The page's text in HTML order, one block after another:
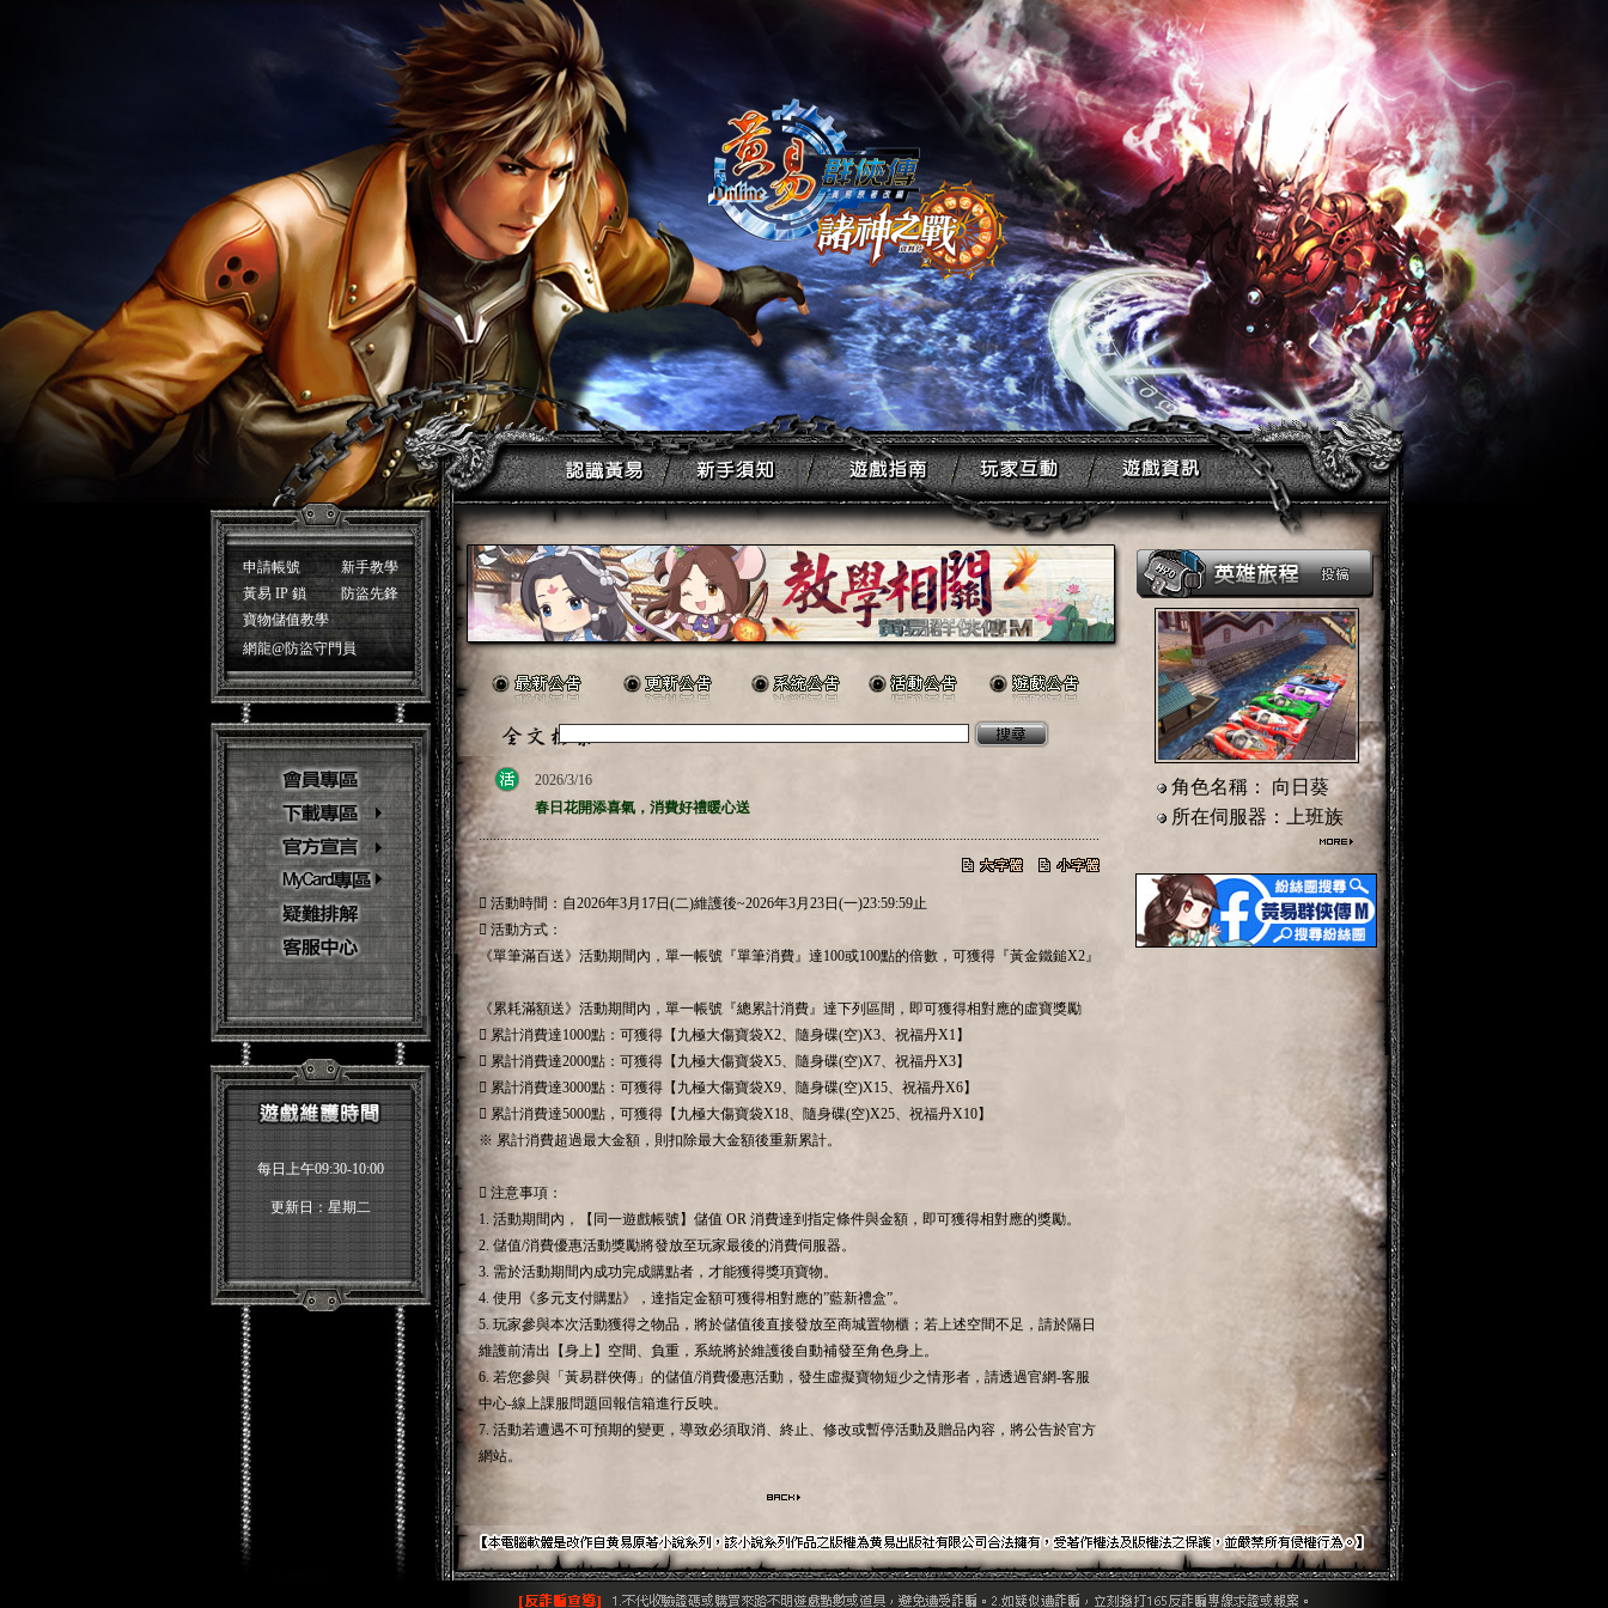
申請帳號
黃易 IP 鎖
寶物儲值教學
新手教學
防盜先鋒
網龍@防盜守門員
每日上午09:30-10:00
更新日：星期二
2026/3/16
春日花開添喜氣，消費好禮暖心送
.............................................................................................................................................................................
 活動時間：自2026年3月17日(二)維護後~2026年3月23日(一)23:59:59止
 活動方式：
《單筆滿百送》活動期間內，單一帳號『單筆消費』達100或100點的倍數，可獲得『黃金鐵鎚X2』
《累耗滿額送》活動期間內，單一帳號『總累計消費』達下列區間，即可獲得相對應的虛寶獎勵
 累計消費達1000點：可獲得【九極大傷寶袋X2、隨身碟(空)X3、祝福丹X1】
 累計消費達2000點：可獲得【九極大傷寶袋X5、隨身碟(空)X7、祝福丹X3】
 累計消費達3000點：可獲得【九極大傷寶袋X9、隨身碟(空)X15、祝福丹X6】
 累計消費達5000點，可獲得【九極大傷寶袋X18、隨身碟(空)X25、祝福丹X10】
※ 累計消費超過最大金額，則扣除最大金額後重新累計。
 注意事項：
1. 活動期間內，【同一遊戲帳號】儲值 OR 消費達到指定條件與金額，即可獲得相對應的獎勵。
2. 儲值/消費優惠活動獎勵將發放至玩家最後的消費伺服器。
3. 需於活動期間內成功完成購點者，才能獲得獎項寶物。
4. 使用《多元支付購點》，達指定金額可獲得相對應的”藍新禮盒”。
5. 玩家參與本次活動獲得之物品，將於儲值後直接發放至商城置物櫃；若上述空間不足，請於隔日
維護前清出【身上】空間、負重，系統將於維護後自動補發至角色身上。
6. 若您參與「黃易群俠傳」的儲值/消費優惠活動，發生虛擬寶物短少之情形者，請透過官網-客服
中心-線上課服問題回報信箱進行反映。
7. 活動若遭遇不可預期的變更，導致必須取消、終止、修改或暫停活動及贈品內容，將公告於官方
網站。
角色名稱： 向日葵
所在伺服器：上班族